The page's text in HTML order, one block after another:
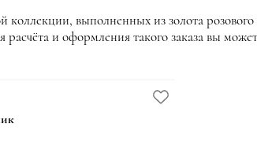
выполненных из золота
и оформления такого заказа вы